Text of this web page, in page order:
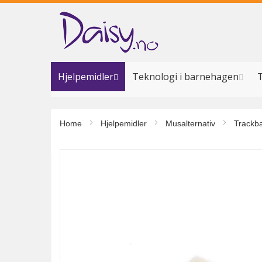
Hopp
innhold
Hjelpemidler Teknologi i barnehagen
Home Hjelpemidler Musalternativ